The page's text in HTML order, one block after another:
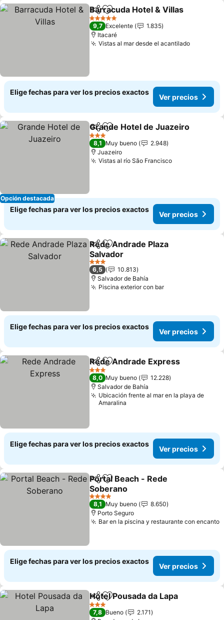
CompartirAgregar a favoritos
Barracuda Hotel & Villas
5 Estrellas
9,7 Excelente
1.835
Itacaré
Vistas al mar desde el acantilado
Elige fechas para ver los precios exactos
Ver precios
Opción destacada
CompartirAgregar a favoritos
Grande Hotel de Juazeiro
3 Estrellas
8,1 Muy bueno
2.948
Juazeiro
Vistas al río São Francisco
Elige fechas para ver los precios exactos
Ver precios
CompartirAgregar a favoritos
Rede Andrade Plaza
Salvador
3 Estrellas
6,5
10.813
Salvador de Bahía
Piscina exterior con bar
Elige fechas para ver los precios exactos
Ver precios
CompartirAgregar a favoritos
Rede Andrade Express
3 Estrellas
8,0 Muy bueno
12.228
Salvador de Bahía
Ubicación frente al mar en la playa de
Amaralina
Elige fechas para ver los precios exactos
Ver precios
CompartirAgregar a favoritos
Portal Beach - Rede
Soberano
4 Estrellas
8,1 Muy bueno
8.650
Porto Seguro
Bar en la piscina y restaurante con encanto
Elige fechas para ver los precios exactos
Ver precios
CompartirAgregar a favoritos
Hotel Pousada da Lapa
3 Estrellas
7,8 Bueno
2.171